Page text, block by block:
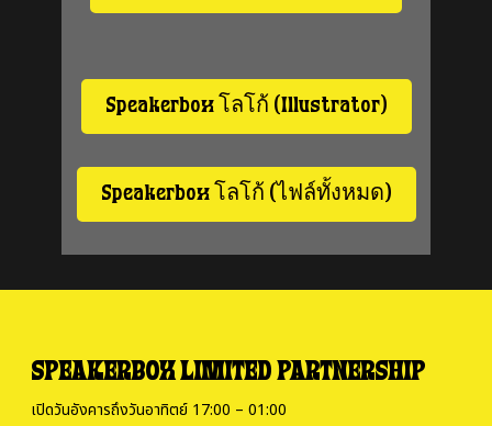
Speakerbox โลโก้ (Illustrator)
Speakerbox โลโก้ (ไฟล์ทั้งหมด)
SPEAKERBOX LIMITED PARTNERSHIP
เปิดวันอังคารถึงวันอาทิตย์ 17:00 – 01:00